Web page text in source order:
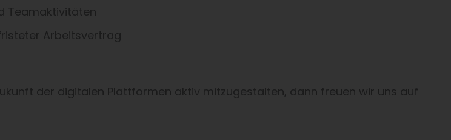
Teamaktivitäten
Arbeitsvertrag
der digitalen Plattformen aktiv mitzugestalten, dann freuen wir uns auf